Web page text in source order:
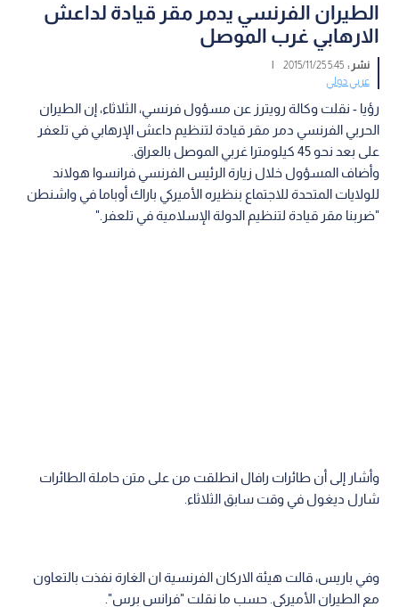
الطيران الفرنسي يدمر مقر قيادة لداعش
الارهابي غرب الموصل
نشر :5:45 2015/11/25
|
عربي دولي
رؤيا - نقلت وكالة رويترز عن مسؤول فرنسي، الثلاثاء، إن الطيران
الحربي الفرنسي دمر مقر قيادة لتنظيم داعش الإرهابي في تلعفر
على بعد نحو 45 كيلومترا غربي الموصل بالعراق.
وأضاف المسؤول خلال زيارة الرئيس الفرنسي فرانسوا هولاند
للولايات المتحدة للاجتماع بنظيره الأميركي باراك أوباما في واشنطن
"ضربنا مقر قيادة لتنظيم الدولة الإسلامية في تلعفر."
وأشار إلى أن طائرات رافال انطلقت من على متن حاملة الطائرات
شارل ديغول في وقت سابق الثلاثاء.
وفي باريس، قالت هيئة الاركان الفرنسية ان الغارة نفذت بالتعاون
مع الطيران الأميركي. حسب ما نقلت "فرانس برس".